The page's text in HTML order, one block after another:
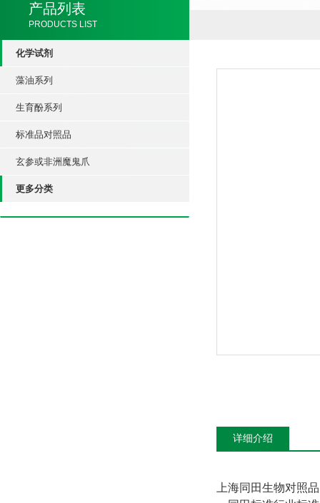
产品列表
PRODUCTS LIST
化学试剂
藻油系列
生育酚系列
标准品对照品
玄参或非洲魔鬼爪
更多分类
详细介绍
上海同田生物对照品